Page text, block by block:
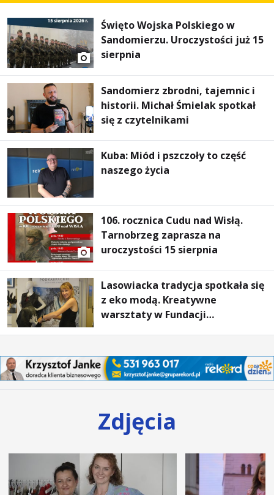
Święto Wojska Polskiego w
Sandomierzu. Uroczystości już 15
sierpnia
Sandomierz zbrodni, tajemnic i
historii. Michał Śmielak spotkał
się z czytelnikami
Kuba: Miód i pszczoły to część
naszego życia
106. rocznica Cudu nad Wisłą.
Tarnobrzeg zaprasza na
uroczystości 15 sierpnia
Lasowiacka tradycja spotkała się
z eko modą. Kreatywne
warsztaty w Fundacji
Zdjęcia